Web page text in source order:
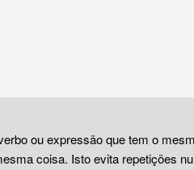
ou expressão que tem o
coisa. Isto evita repetições